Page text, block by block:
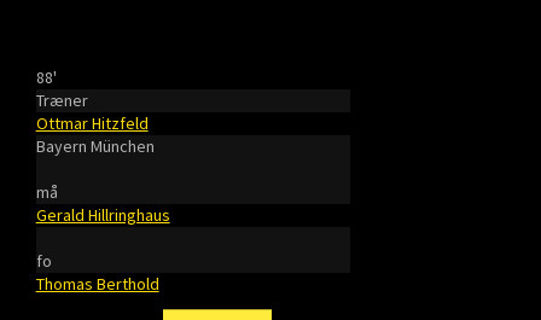
88'
Træner
Ottmar Hitzfeld
Bayern München
må
Gerald Hillringhaus
fo
Thomas Berthold